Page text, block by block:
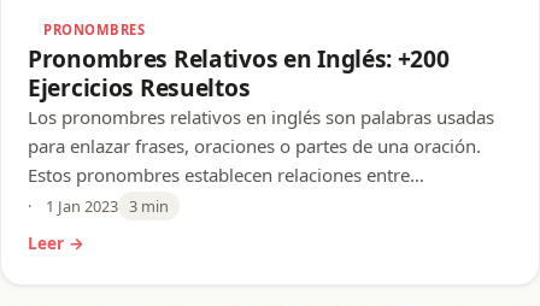
PRONOMBRES
Pronombres Relativos en Inglés: +200
Ejercicios Resueltos
Los pronombres relativos en inglés son palabras usadas
para enlazar frases, oraciones o partes de una oración.
Estos pronombres establecen relaciones entre…
1 Jan 2023 3 min
Leer →